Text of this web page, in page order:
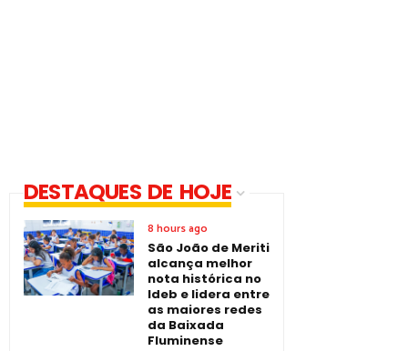
DESTAQUES DE HOJE
8 hours ago
São João de Meriti
alcança melhor
nota histórica no
Ideb e lidera entre
as maiores redes
da Baixada
Fluminense